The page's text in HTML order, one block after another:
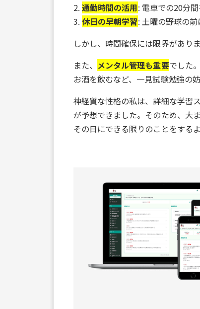
2.通勤時間の活用: 電車での20分
3.休日の早朝学習: 土曜の野球の
しかし、時間確保には限界があり
また、 メンタル管理も重要でした
お酒を飲むなど、一見試験勉強の
神経質な性格の私は、詳細な学習
が予想できました。そのため、大
その日にできる限りのことをする